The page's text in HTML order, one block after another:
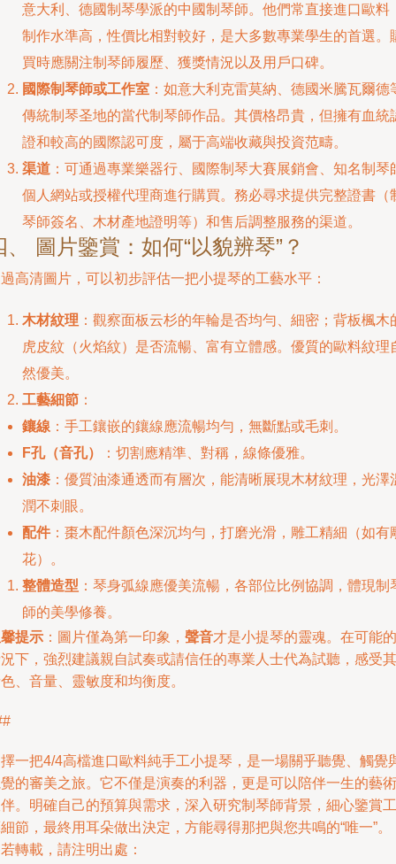
意大利、德國制琴學派的中國制琴師。他們常直接進口歐料
制作水準高，性價比相對較好，是大多數專業學生的首選。
買時應關注制琴師履歷、獲獎情況以及用戶口碑。
國際制琴師或工作室 ：如意大利克雷莫納、德國米騰瓦爾德
傳統制琴圣地的當代制琴師作品。其價格昂貴，但擁有血統
證和較高的國際認可度，屬于高端收藏與投資范疇。
渠道 ：可通過專業樂器行、國際制琴大賽展銷會、知名制琴
個人網站或授權代理商進行購買。務必尋求提供完整證書（
琴師簽名、木材產地證明等）和售后調整服務的渠道。
、 圖片鑒賞：如何“以貌辨琴”？
高清圖片，可以初步評估一把小提琴的工藝水平：
木材紋理 ：觀察面板云杉的年輪是否均勻、細密；背板楓木
虎皮紋（火焰紋）是否流暢、富有立體感。優質的歐料紋理
然優美。
工藝細節 ：
鑲線 ：手工鑲嵌的鑲線應流暢均勻，無斷點或毛刺。
F孔（音孔）
：切割應精準、對稱，線條優雅。
油漆 ：優質油漆通透而有層次，能清晰展現木材紋理，光澤
潤不刺眼。
配件：棗木配件顏色深沉均勻，打磨光滑，雕工精細（如有
花）。
整體造型 ：琴身弧線應優美流暢，各部位比例協調，體現制
師的美學修養。
提示 ：圖片僅為第一印象， 聲音才是小提琴的靈魂。在可能的
下，強烈建議親自試奏或請信任的專業人士代為試聽，感受其
、音量、靈敏度和均衡度。
一把4/4高檔進口歐料純手工小提琴，是一場關乎聽覺、觸覺
的審美之旅。它不僅是演奏的利器，更是可以陪伴一生的藝術
。明確自己的預算與需求，深入研究制琴師背景，細心鑒賞工
節，最終用耳朵做出決定，方能尋得那把與您共鳴的“唯一”。
轉載，請注明出處：